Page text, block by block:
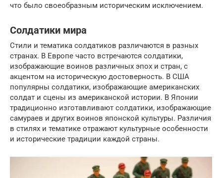
что было своеобразным историческим исключением.
Солдатики мира
Стили и тематика солдатиков различаются в разных
странах. В Европе часто встречаются солдатики,
изображающие воинов различных эпох и стран, с
акцентом на историческую достоверность. В США
популярны солдатики, изображающие американских
солдат и сцены из американской истории. В Японии
традиционно изготавливают солдатики, изображающие
самураев и других воинов японской культуры. Различия
в стилях и тематике отражают культурные особенности
и исторические традиции каждой страны.